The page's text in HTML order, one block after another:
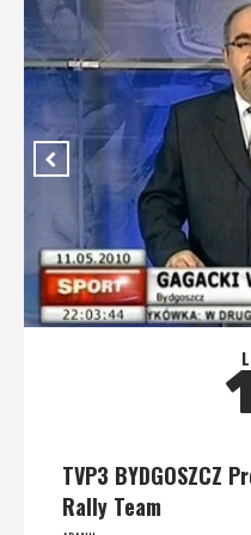
TVP3 BYDGOSZCZ
Rally Team